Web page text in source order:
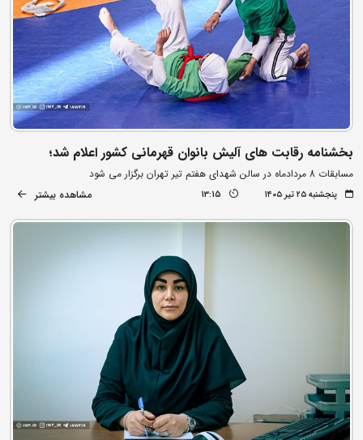
بخشنامه رقابت های آلیش بانوان قهرمانی کشور اعلام شد؛
مسابقات 8 مردادماه در سالن شهدای هفتم تیر تهران برگزار می شود
پنجشنبه ۲۵ تیر ۱۴۰۵ 13:15 مشاهده بیشتر